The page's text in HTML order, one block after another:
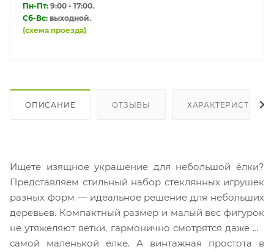
Пн-Пт: 9:00 - 17:00.
Сб-Вс: выходной.
(схема проезда)
ОПИСАНИЕ ОТЗЫВЫ ХАРАКТЕРИСТИКИ
Ищете изящное украшение для небольшой ёлки?
Представляем стильный набор стеклянных игрушек
разных форм — идеальное решение для небольших
деревьев. Компактный размер и малый вес фигурок
не утяжеляют ветки, гармонично смотрятся даже на
самой маленькой ёлке. А винтажная простота в